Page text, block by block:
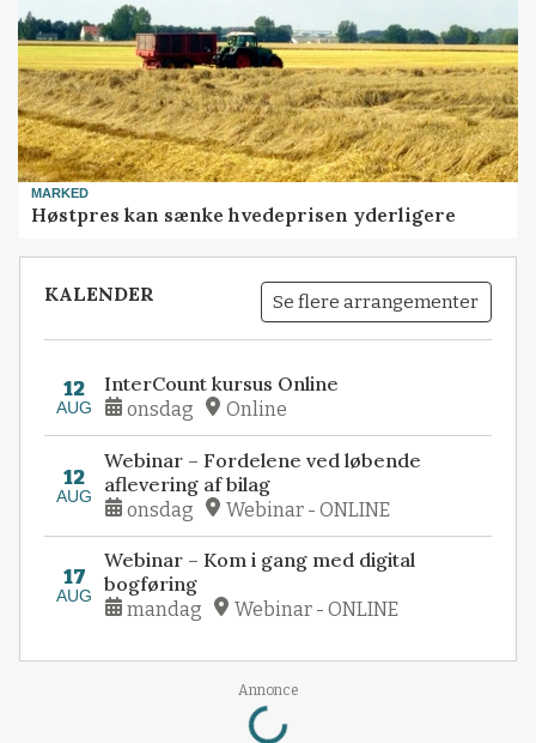
MARKED
Høstpres kan sænke hvedeprisen yderligere
KALENDER Se flere arrangementer
12
AUG
InterCount kursus Online
onsdag Online
12
AUG
Webinar – Fordelene ved løbende
aflevering af bilag
onsdag Webinar - ONLINE
17
AUG
Webinar – Kom i gang med digital
bogføring
mandag Webinar - ONLINE
Annonce
Loading...